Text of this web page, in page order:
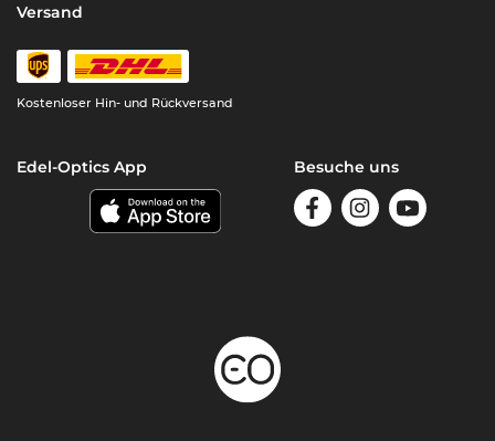
Versand
Kostenloser Hin- und Rückversand
Edel-Optics App Besuche uns